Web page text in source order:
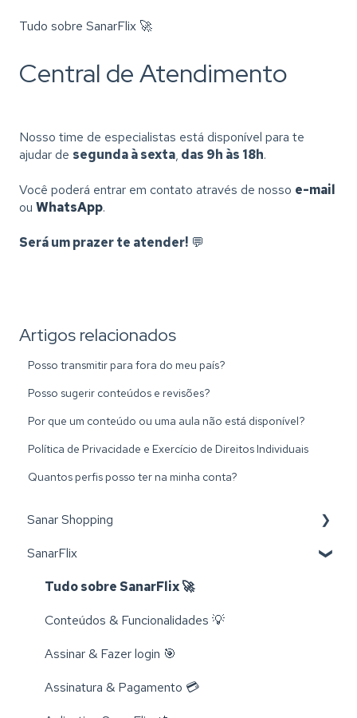
Tudo sobre SanarFlix 🚀
Central de Atendimento
Nosso time de especialistas está disponível para te
ajudar de segunda à sexta, das 9h às 18h.
Você poderá entrar em contato através de nosso e-mail
ou WhatsApp.
Será um prazer te atender! 💬
Artigos relacionados
Posso transmitir para fora do meu país?
Posso sugerir conteúdos e revisões?
Por que um conteúdo ou uma aula não está disponível?
Política de Privacidade e Exercício de Direitos Individuais
Quantos perfis posso ter na minha conta?
Sanar Shopping
Livros 📚
Trocas e Cancelamentos 📬
Compra e Cadastro 📦
Cursos 💻
Rastreamento 🔎
SanarFlix
Tudo sobre SanarFlix 🚀
Conteúdos & Funcionalidades 💡
Assinar & Fazer login 🎯
Assinatura & Pagamento 💳